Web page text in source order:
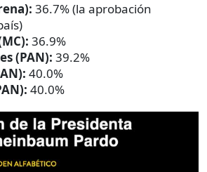
36.7% (la aprobación
36.9%
(PAN): 39.2%
40.0%
40.0%